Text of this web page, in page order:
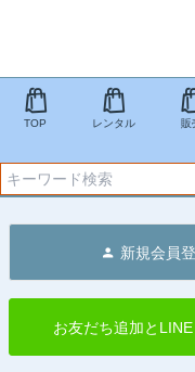
TOP レンタル 販
新規会員
お友だち追加と